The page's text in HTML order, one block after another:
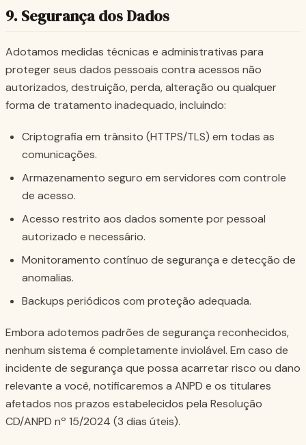
9. Segurança dos Dados
Adotamos medidas técnicas e administrativas para
proteger seus dados pessoais contra acessos não
autorizados, destruição, perda, alteração ou qualquer
forma de tratamento inadequado, incluindo:
Criptografia em trânsito (HTTPS/TLS) em todas as
comunicações.
Armazenamento seguro em servidores com controle
de acesso.
Acesso restrito aos dados somente por pessoal
autorizado e necessário.
Monitoramento contínuo de segurança e detecção de
anomalias.
Backups periódicos com proteção adequada.
Embora adotemos padrões de segurança reconhecidos,
nenhum sistema é completamente inviolável. Em caso de
incidente de segurança que possa acarretar risco ou dano
relevante a você, notificaremos a ANPD e os titulares
afetados nos prazos estabelecidos pela Resolução
CD/ANPD nº 15/2024 (3 dias úteis).